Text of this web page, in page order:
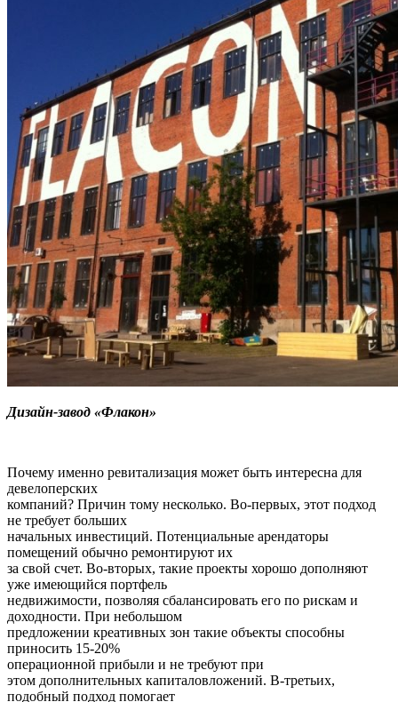
Дизайн-завод «Флакон»
Почему именно ревитализация может быть интересна для
девелоперских
компаний? Причин тому несколько. Во-первых, этот подход
не требует больших
начальных инвестиций. Потенциальные арендаторы
помещений обычно ремонтируют их
за свой счет. Во-вторых, такие проекты хорошо дополняют
уже имеющийся портфель
недвижимости, позволяя сбалансировать его по рискам и
доходности. При небольшом
предложении креативных зон такие объекты способны
приносить 15-20%
операционной прибыли и не требуют при
этом дополнительных капиталовложений. В-третьих,
подобный подход помогает